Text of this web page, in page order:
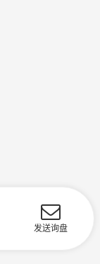
发送询盘